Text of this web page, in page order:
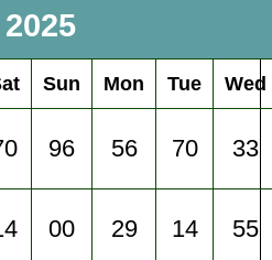
2025
Sun Mon Tue Wed
96 56 70 33
00 29 14 55